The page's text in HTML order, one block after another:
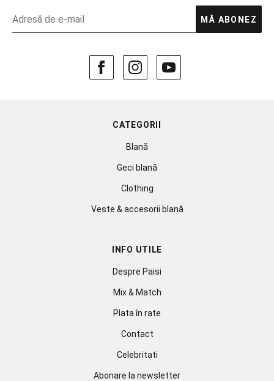
MĂ ABONEZ
CATEGORII
Blană
Geci blană
Clothing
Veste & accesorii blană
INFO UTILE
Despre Paisi
Mix & Match
Plata în rate
Contact
Celebritati
Abonare la newsletter